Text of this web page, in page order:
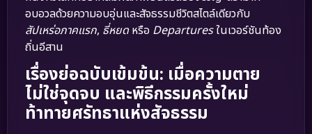
อบอวลด้วยความอบอุ่นและสัจธรรมชีวิตสไตล์เดียวกับ
สัปเหร่อภาคแรก, ธี่หยดหรือ Departuresในเวอร์ชันท้อง
ถิ่นอีสาน
เรื่องย่อฉบับเข้มข้น: เมื่อความตาย
ไม่ใช่จุดจบ และพิธีกรรมครั้งใหม่
ท้าทายศรัทธาแห่งสัจธรรม